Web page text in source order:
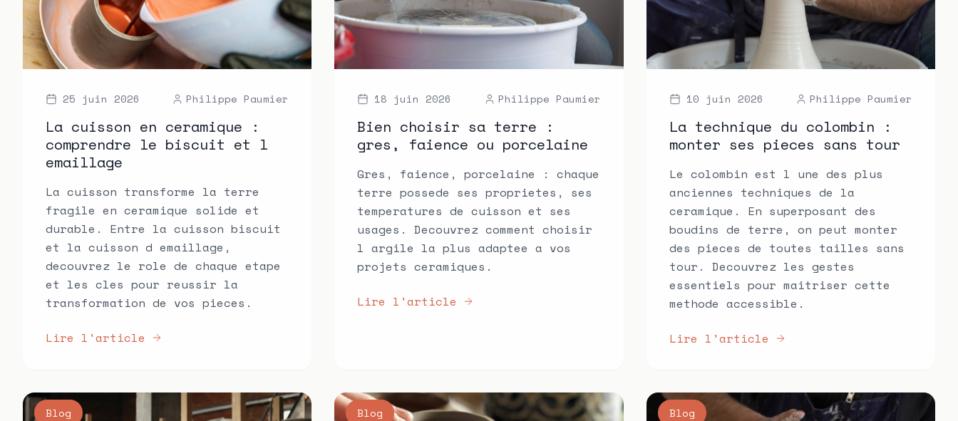
25 juin 2026 Philippe Paumier
La cuisson en ceramique :
comprendre le biscuit et l
emaillage
La cuisson transforme la terre
fragile en ceramique solide et
durable. Entre la cuisson biscuit
et la cuisson d emaillage,
decouvrez le role de chaque etape
et les cles pour reussir la
transformation de vos pieces.
Lire l'article
18 juin 2026 Philippe Paumier
Bien choisir sa terre :
gres, faience ou porcelaine
Gres, faience, porcelaine : chaque
terre possede ses proprietes, ses
temperatures de cuisson et ses
usages. Decouvrez comment choisir
l argile la plus adaptee a vos
projets ceramiques.
Lire l'article
10 juin 2026 Philippe Paumier
La technique du colombin :
monter ses pieces sans tour
Le colombin est l une des plus
anciennes techniques de la
ceramique. En superposant des
boudins de terre, on peut monter
des pieces de toutes tailles sans
tour. Decouvrez les gestes
essentiels pour maitriser cette
methode accessible.
Lire l'article
Blog Blog Blog